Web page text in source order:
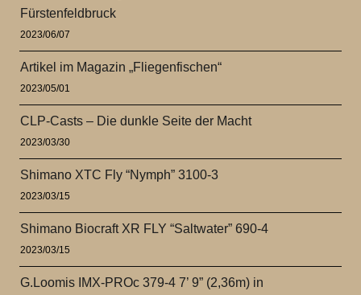
Fürstenfeldbruck
2023/06/07
Artikel im Magazin „Fliegenfischen“
2023/05/01
CLP-Casts – Die dunkle Seite der Macht
2023/03/30
Shimano XTC Fly “Nymph” 3100-3
2023/03/15
Shimano Biocraft XR FLY “Saltwater” 690-4
2023/03/15
G.Loomis IMX-PROc 379-4 7’ 9” (2,36m) in